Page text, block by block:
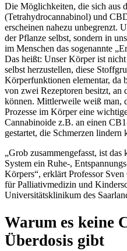
Die Möglichkeiten, die sich aus
(Tetrahydrocannabinol) und
erscheinen nahezu unbegrenzt.
der Pflanze selbst, sondern in
im Menschen das sogenannte
Das heißt: Unser Körper ist
selbst herzustellen, diese
Körperfunktionen elementar, da
von zwei Rezeptoren besitzt, an
können. Mittlerweile weiß man,
Prozesse im Körper eine
Cannabinoide z.B. an einen
gestartet, die Schmerzen lindern
„Grob zusammengefasst, ist
System ein Ruhe-,
Körpers“, erklärt Professor
für Palliativmedizin und
Universitätsklinikum des
Warum es keine
Überdosis gibt